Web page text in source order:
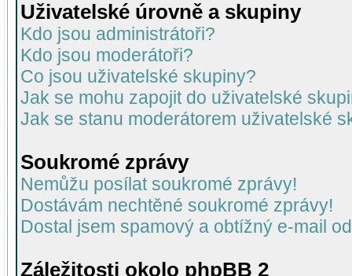
Uživatelské úrovně a skupiny
Kdo jsou administrátoři?
Kdo jsou moderátoři?
Co jsou uživatelské skupiny?
Jak se mohu zapojit do uživatelské
Jak se stanu moderátorem uživatelské
Soukromé zprávy
Nemůžu posílat soukromé zprávy!
Dostávám nechtěné soukromé zprávy!
Dostal jsem spamový a obtížný e-mail
Záležitosti okolo phpBB 2